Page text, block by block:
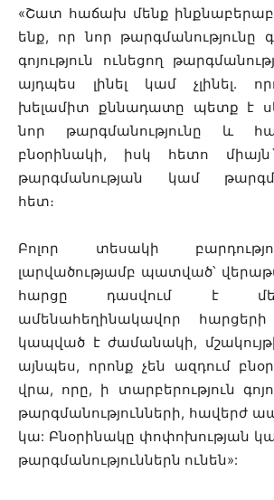
«Շատ հաճախ մենք
ենք, որ նոր թարգմանությունը
գոյություն ունեցող
այդպես լինել կամ չլինել.
խելամիտ քննադատը պետք է
նոր թարգմանությունը և
բնօրինակի, իսկ հետո
թարգմանության կամ
հետ։
Բոլոր տեսակի
լարվածությամբ պատված՝
հարցը դասվում է
ամենահեղինակավոր
կապված է ժամանակի,
այնպես, որոնք չեն ազդում
վրա, որը, ի տարբերություն
թարգմանությունների, հավերժ
կա: Բնօրինակը փոփոխության
թարգմանություններն ունեն»: